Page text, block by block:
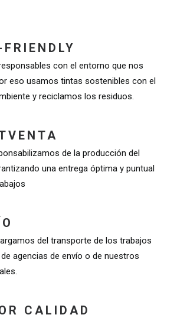
FRIENDLY
con el entorno que nos
eso usamos tintas sostenibles con el
y reciclamos los residuos.
de la producción del
una entrega óptima y puntual
del transporte de los trabajos
agencias de envío o de nuestros
CALIDAD